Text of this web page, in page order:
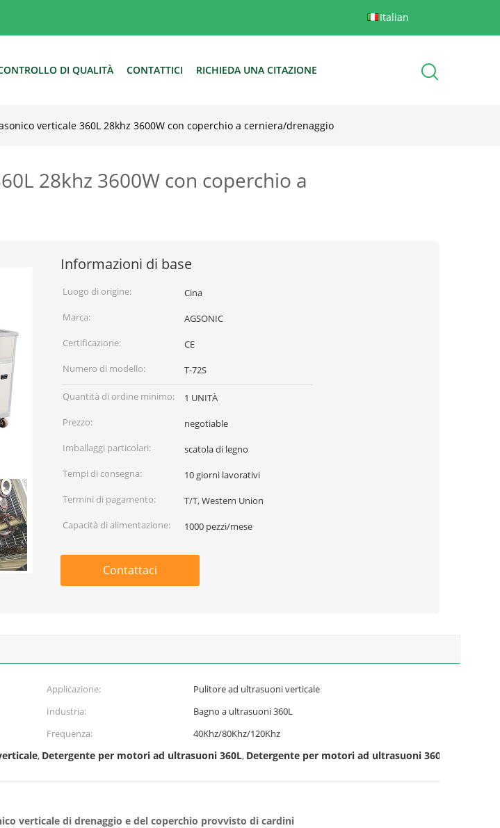
Italian
DI QUALITÀ CONTATTICI RICHIEDA UNA CITAZIONE
verticale 360L 28khz 3600W con coperchio a cerniera/drenaggio
28khz 3600W con coperchio a
Informazioni di base
Luogo di origine:
Cina
Marca:
AGSONIC
Certificazione:
CE
Numero di modello:
T-72S
Quantità di ordine minimo:
1 UNITÀ
Prezzo:
negotiable
Imballaggi particolari:
scatola di legno
Tempi di consegna:
10 giorni lavorativi
Termini di pagamento:
T/T, Western Union
Capacità di alimentazione:
1000 pezzi/mese
Contattaci
Applicazione:
Pulitore ad ultrasuoni verticale
Industria:
Bagno a ultrasuoni 360L
Frequenza:
40Khz/80Khz/120Khz
, Detergente per motori ad ultrasuoni 360L, Detergente per motori ad ultrasuoni 3600W
verticale di drenaggio e del coperchio provvisto di cardini